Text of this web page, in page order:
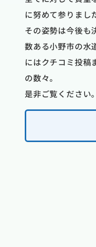
い時間でした
や使い方のアド
。あっという間
に努めて参りまし
その姿勢は今後も
数ある小野市の水
にはクチコミ投稿
の数々。
是非ご覧ください。